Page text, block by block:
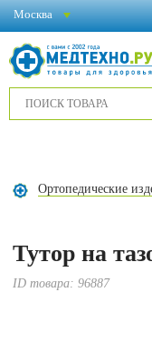
Москва
Ортопедические
Тутор на
ID товара:96887